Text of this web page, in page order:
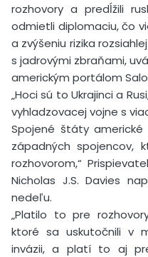
rozhovory a predĺžili
odmietli diplomaciu, čo
a zvýšeniu rizika
s jadrovými zbraňami,
americkým portálom
„Hoci sú to Ukrajinci a
vyhladzovacej vojne s
Spojené štáty
západných spojencov,
rozhovorom,“
Nicholas J.S. Davies
nedeľu.
„Platilo to pre
ktoré sa uskutočnili v
invázii, a platí to aj